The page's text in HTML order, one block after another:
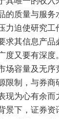
的质量与服务
力迫使研究工
求其信息产
度又要有深度
场容量及无
限制，与券商
现为心有余而
景下，证券